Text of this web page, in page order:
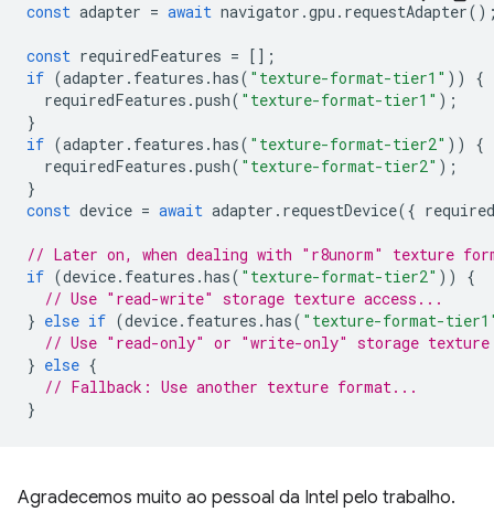
const adapter = await navigator .gpu . requestAdapter
const requiredFeatures = [];
if (adapter . features .has( "texture-format-tier1" ))
{
requiredFeatures .push( "texture-format-tier1" );
}
if (adapter . features .has( "texture-format-tier2" ))
{
requiredFeatures .push( "texture-format-tier2" );
}
const device = await adapter . requestDevice({
// Later on, when dealing with "r8unorm" texture
if (device. features .has( "texture-format-tier2" ))
{
// Use "read-write" storage texture access...
} else if (device. features .has( "texture-format-
// Use "read-only" or "write-only" storage
} else {
// Fallback: Use another texture format...
}
Agradecemos muito ao pessoal da Intel pelo trabalho.